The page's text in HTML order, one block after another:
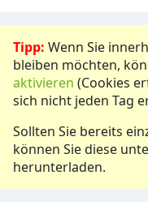
Tipp: Wenn Sie
bleiben möchten,
aktivieren (Cookies
sich nicht jeden Tag
Sollten Sie bereits
können Sie diese
herunterladen.